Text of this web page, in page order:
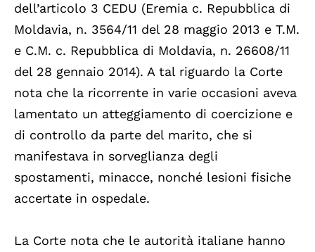
dell’articolo 3 CEDU (Eremia c. Repubblica di
Moldavia, n. 3564/11 del 28 maggio 2013 e T.M.
e C.M. c. Repubblica di Moldavia, n. 26608/11
del 28 gennaio 2014). A tal riguardo la Corte
nota che la ricorrente in varie occasioni aveva
lamentato un atteggiamento di coercizione e
di controllo da parte del marito, che si
manifestava in sorveglianza degli
spostamenti, minacce, nonché lesioni fisiche
accertate in ospedale.
La Corte nota che le autorità italiane hanno